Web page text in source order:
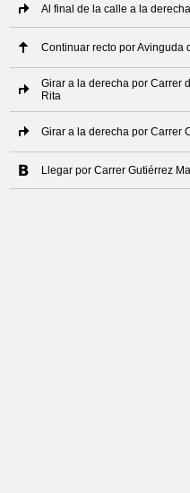
Al final de la calle a la
Continuar recto por Avinguda
Girar a la derecha por Carrer
Rita
Girar a la derecha por Carrer
Llegar por Carrer Gutiérrez